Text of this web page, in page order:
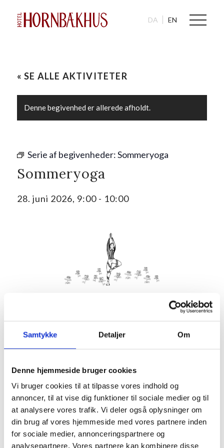
Samtykke Detaljer Om
Denne hjemmeside bruger cookies
Vi bruger cookies til at tilpasse vores indhold og
annoncer, til at vise dig funktioner til sociale medier og til
at analysere vores trafik. Vi deler også oplysninger om
din brug af vores hjemmeside med vores partnere inden
for sociale medier, annonceringspartnere og
analysepartnere. Vores partnere kan kombinere disse
DA EN
« SE ALLE AKTIVITETER
Denne begivenhed er allerede afholdt.
Serie af begivenheder:Sommeryoga
Sommeryoga
28. juni 2026, 9:00- 10:00
Kom med morgenhår og tag din nabo eller bedste ven under
Husk din yogamåtte.
Hvis det er dårligt vejr, er vi indendørs på Villa Strand eller
Hornbækhus.
Info
Tilmelding